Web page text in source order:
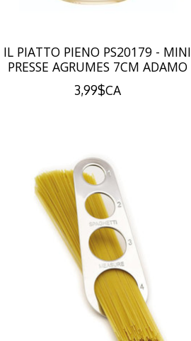
IL PIATTO PIENO PS20179 - MINI
PRESSE AGRUMES 7CM ADAMO
3,99$CA